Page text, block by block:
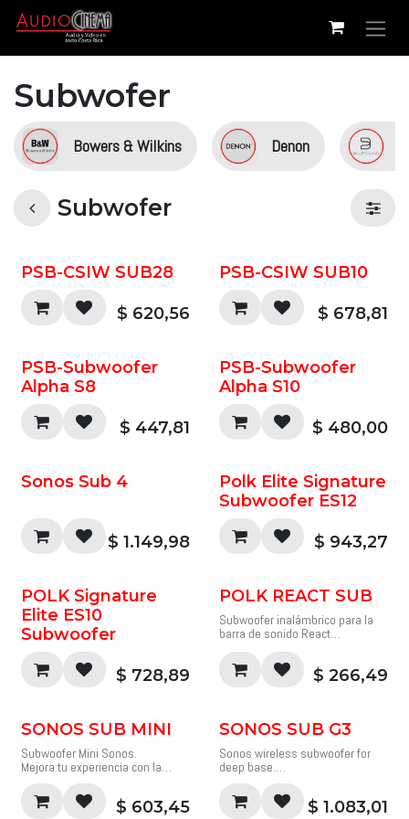
Ir al contenido
Subwofer
Bowers & Wilkins Denon
Subwofer
PSB-CSIW SUB28
$ 620,56
PSB-CSIW SUB10
$ 678,81
PSB-Subwoofer
Alpha S8
$ 447,81
PSB-Subwoofer
Alpha S10
$ 480,00
Sonos Sub 4
$ 1.149,98
Polk Elite Signature
Subwoofer ES12
$ 943,27
POLK Signature
Elite ES10
Subwoofer
$ 728,89
POLK REACT SUB
Subwoofer inalámbrico para la
barra de sonido React
desaparece en tu habitación.
Perfectamente ajustado para
ampliar los graves de tu barra de
TV o canción.
cinematográficos a la barra de
sonido React
sencilla
• Controlador de 7" de largo
$ 266,49
SONOS SUB MINI
Subwoofer Mini Sonos.
Mejora tu experiencia con la
con esta impresionante barra de
sonido compacta. Disfruta de un
$ 603,45
SONOS SUB G3
Sonos wireless subwoofer for
deep base.
graves profundos. Hecho para
ser visto y escuchado. El diseño
$ 1.083,01